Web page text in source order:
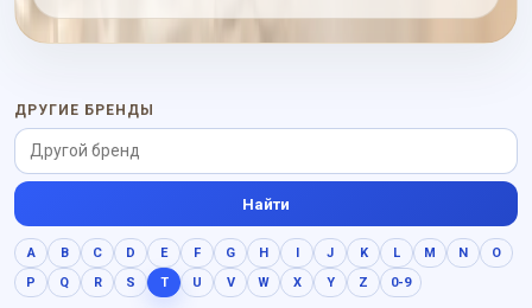
ДРУГИЕ БРЕНДЫ
Найти
A B C D E F G H I J K L M N
O
P
Q R S T U V W X Y Z 0-9